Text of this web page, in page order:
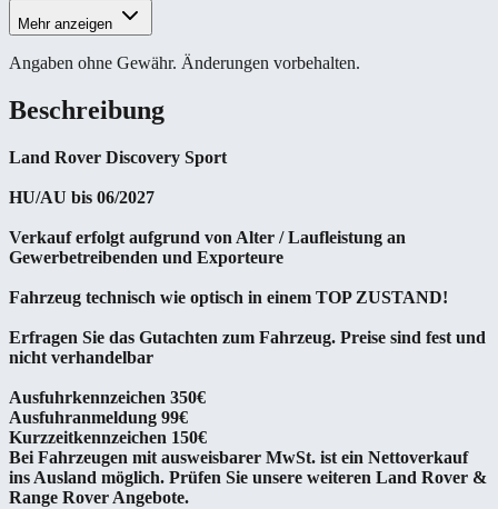
Mehr anzeigen
Angaben ohne Gewähr. Änderungen vorbehalten.
Beschreibung
Land Rover Discovery Sport
HU/AU bis 06/2027
Verkauf erfolgt aufgrund von Alter / Laufleistung an
Gewerbetreibenden und Exporteure
Fahrzeug technisch wie optisch in einem TOP ZUSTAND!
Erfragen Sie das Gutachten zum Fahrzeug. Preise sind fest und
nicht verhandelbar
Ausfuhrkennzeichen 350€
Ausfuhranmeldung 99€
Kurzzeitkennzeichen 150€
Bei Fahrzeugen mit ausweisbarer MwSt. ist ein Nettoverkauf
ins Ausland möglich. Prüfen Sie unsere weiteren Land Rover &
Range Rover Angebote.